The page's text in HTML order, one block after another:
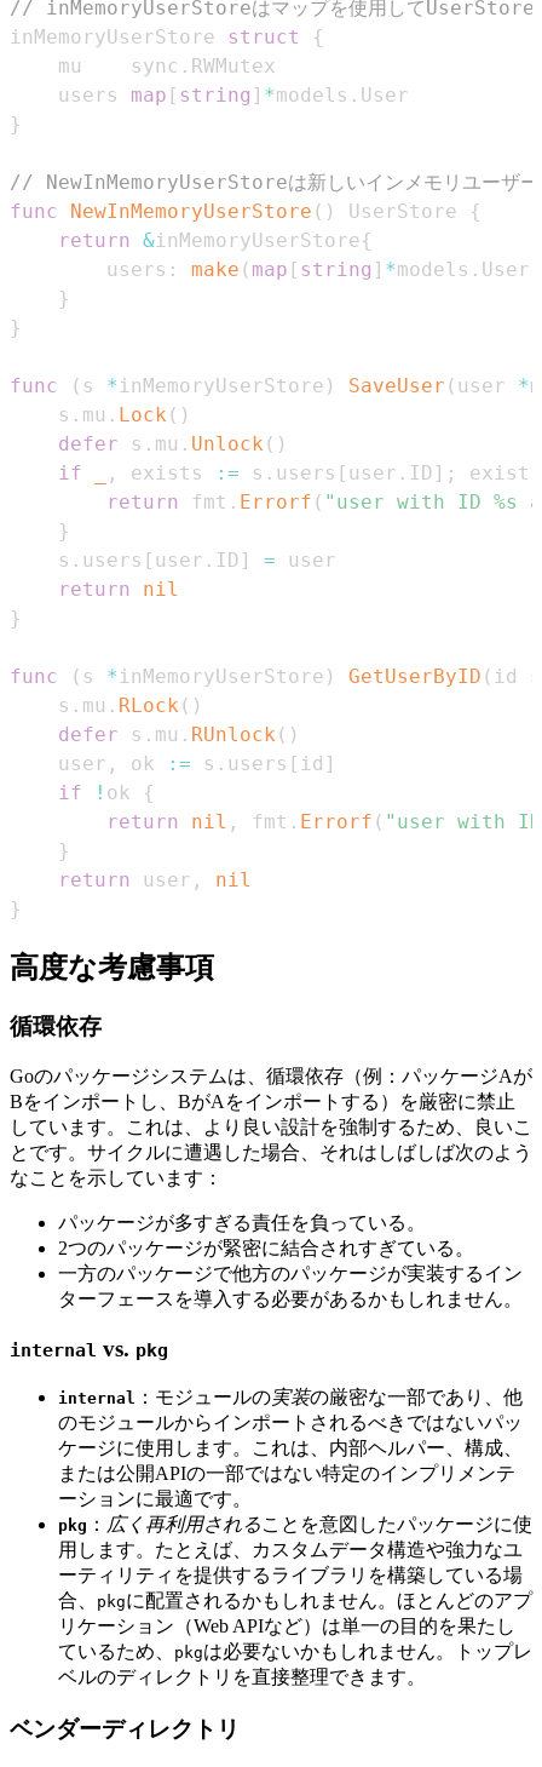
// inMemoryUserStoreはマップを使用してUserStore
inMemoryUserStore struct
{
	mu    sync
.
	users
map [ string ] *models .
}
// NewInMemoryUserStoreは新しいインメモリユーザー
func
NewInMemoryUserStore ( ) UserStore
{
return
&inMemoryUserStore{
		users
: make ( map [ string ] *models . User
}
}
func ( s *inMemoryUserStore ) SaveUser ( user *
	s
. mu . Lock ( )
defer s . mu . Unlock ( )
if
, exists := s . users [ user . ID ] ;
return
fmt . Errorf ( "user with ID %s
}
	s
. users [ user . ID ] =
return
nil
}
func ( s *inMemoryUserStore ) GetUserByID ( id
	s
. mu . RLock ( )
defer s . mu . RUnlock ( )
	user
, ok := s . users [ id ]
if
! ok
{
return
nil , fmt . Errorf ( "user with
}
return
user ,
nil
}
高度な考慮事項
循環依存
Goのパッケージシステムは、循環依存（例：パッケージAが
Bをインポートし、BがAをインポートする）を厳密に禁止
しています。これは、より良い設計を強制するため、良いこ
とです。サイクルに遭遇した場合、それはしばしば次のよう
なことを示しています：
パッケージが多すぎる責任を負っている。
2つのパッケージが緊密に結合されすぎている。
一方のパッケージで他方のパッケージが実装するイン
ターフェースを導入する必要があるかもしれません。
internal vs. pkg
internal ：モジュールの実装の厳密な一部であり、他
のモジュールからインポートされるべきではないパッ
ケージに使用します。これは、内部ヘルパー、構成、
または公開APIの一部ではない特定のインプリメンテ
ーションに最適です。
pkg ： 広く再利用されることを意図したパッケージに使
用します。たとえば、カスタムデータ構造や強力なユ
ーティリティを提供するライブラリを構築している場
合、
pkgに配置されるかもしれません。ほとんどのアプ
リケーション（Web APIなど）は単一の目的を果たし
ているため、
pkgは必要ないかもしれません。トップレ
ベルのディレクトリを直接整理できます。
ベンダーディレクトリ